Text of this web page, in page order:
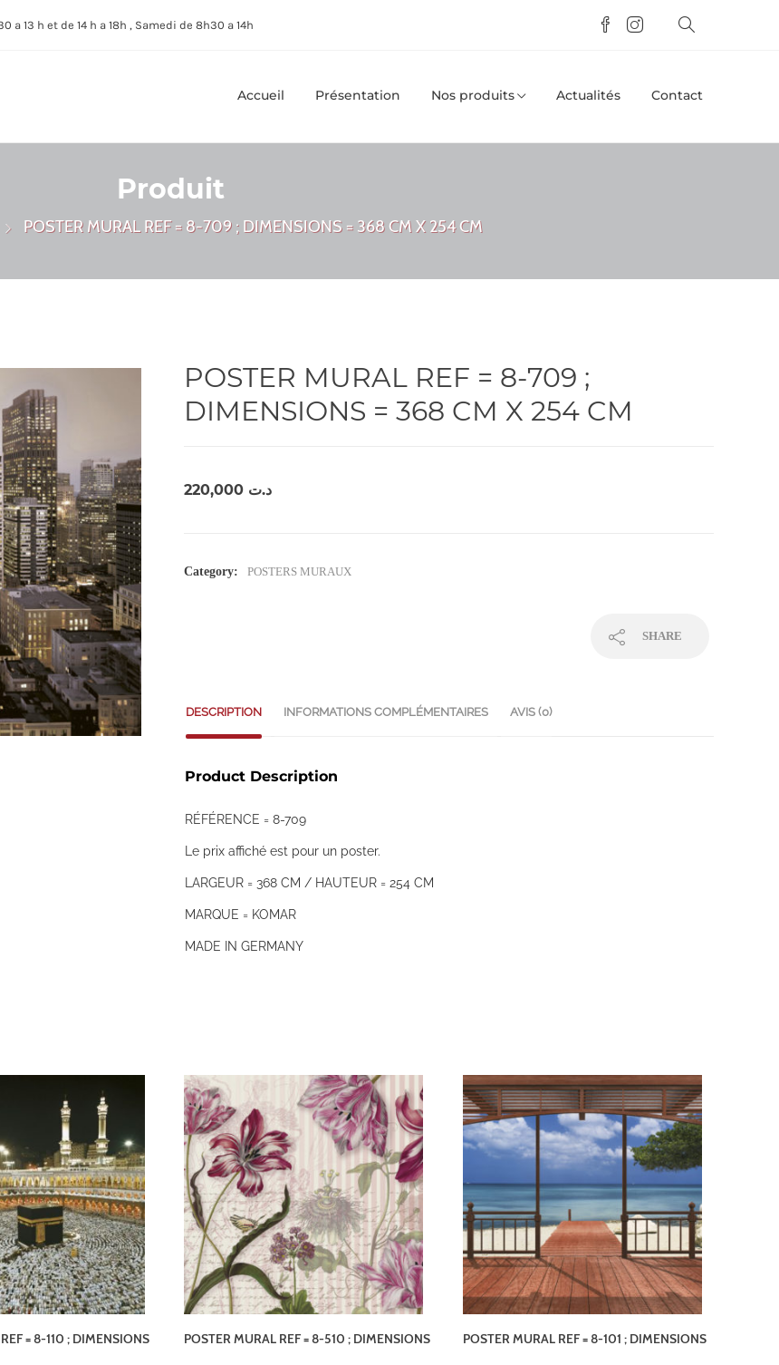
a 13 h et de 14 h a 18h , Samedi de 8h30 a 14h
Accueil Présentation Nos produits Actualités Contact
Produit
POSTER MURAL REF = 8-709 ; DIMENSIONS = 368 CM X 254 CM
POSTER MURAL REF = 8-709 ;
DIMENSIONS = 368 CM X 254 CM
د.ت
Category: POSTERS MURAUX
SHARE
DESCRIPTION INFORMATIONS COMPLÉMENTAIRES AVIS (0)
Product Description
RÉFÉRENCE = 8-709
Le prix affiché est pour un poster.
LARGEUR = 368 CM / HAUTEUR = 254 CM
MARQUE = KOMAR
MADE IN GERMANY
= 8-110 ; DIMENSIONS POSTER MURAL REF = 8-510 ; DIMENSIONS POSTER MURAL REF = 8-101 ; DIMENSIONS